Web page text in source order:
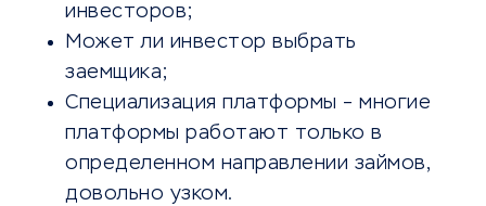
инвесторов;
Может ли инвестор выбрать
заемщика;
Специализация платформы – многие
платформы работают только в
определенном направлении займов,
довольно узком.